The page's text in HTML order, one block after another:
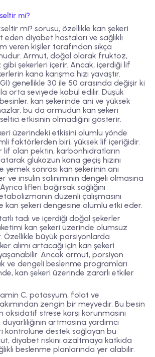
mi?
mi? sorusu, özellikle kan şekeri
diyabet hastaları ve sağlıklı
veren kişiler tarafından sıkça
Armut, doğal olarak fruktoz,
şekerleri içerir. Ancak, içerdiği lif
kana karışma hızı yavaştır.
genellikle 30 ile 50 arasında değişir ki
orta seviyede kabul edilir. Düşük
kan şekerinde ani ve yüksek
bu da armudun kan şekeri
etkisinin olmadığını gösterir.
üzerindeki etkisini olumlu yönde
faktörlerden biri, yüksek lif içeriğidir.
lif olan pektin, karbonhidratların
glukozun kana geçiş hızını
yemek sonrası kan şekerinin ani
ve insülin salınımının dengeli olmasına
lifleri bağırsak sağlığını
düzenli çalışmasını
kan şekeri dengesine olumlu etki eder.
tadı ve içerdiği doğal şekerler
kan şekeri üzerinde olumsuz
Özellikle büyük porsiyonlarda
alımı artacağı için kan şekeri
Ancak armut, porsiyon
ve dengeli beslenme programları
kan şekeri üzerinde zararlı etkiler
C, potasyum, folat ve
zengin bir meyvedir. Bu besin
oksidatif strese karşı korunmasını
artmasına yardımcı
kontrolüne destek sağlayan bu
diyabet riskini azaltmaya katkıda
beslenme planlarında yer alabilir.